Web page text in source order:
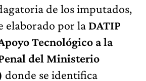
de los imputados,
elaborado por la DATIP
Tecnológico a la
del Ministerio
donde se identifica